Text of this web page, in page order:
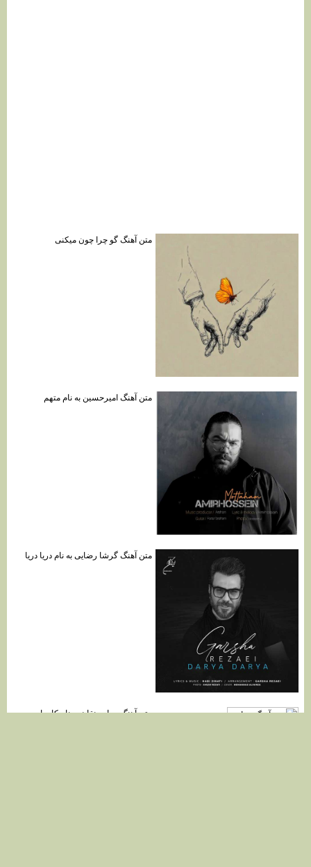
متن آهنگ گو چرا چون میکنی
متن آهنگ امیرحسین به نام متهم
متن آهنگ گرشا رضایی به نام دریا دریا
متن آهنگ جواد دهقان به نام کارما